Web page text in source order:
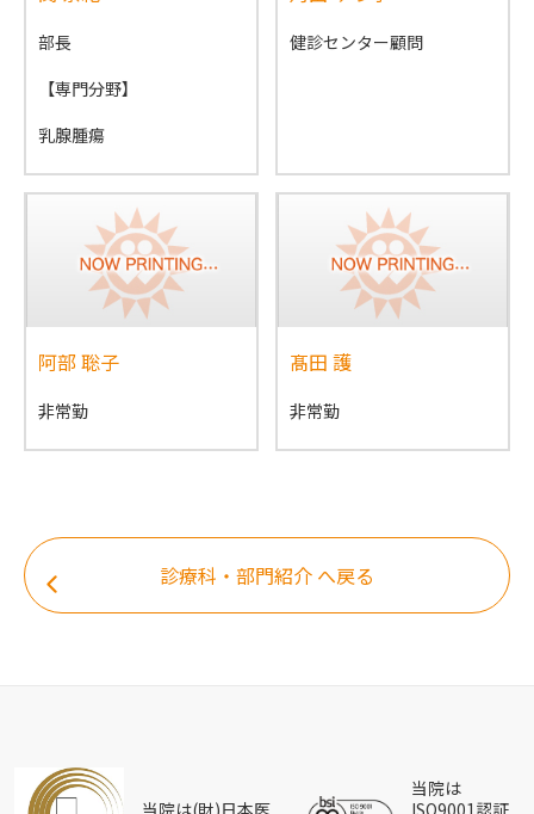
部長
【専門分野】
乳腺腫瘍
健診センター顧問
阿部 聡子
非常勤
髙田 護
非常勤
診療科・部門紹介 へ戻る
当院は(財)日本医
当院は
ISO9001認証